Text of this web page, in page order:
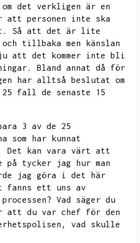
det verkligen är en
att personen inte ska
Så att det är lite
tillbaka men känslan
att det kommer inte bli
Bland annat då för
har alltså beslutat om
fall de senaste 15
3 av de 25
som har kunnat
Det kan vara värt att
tycker jag hur man
jag göra i det här
fanns ett uns av
Vad säger du
att du var chef för den
vad skulle